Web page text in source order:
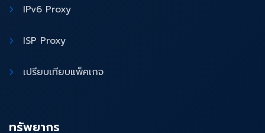
IPv6 Proxy
ISP Proxy
เปรียบเทียบแพ็คเกจ
ทรัพยากร